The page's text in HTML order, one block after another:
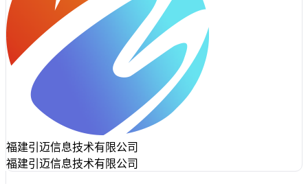
福建引迈信息技术有限公司
福建引迈信息技术有限公司